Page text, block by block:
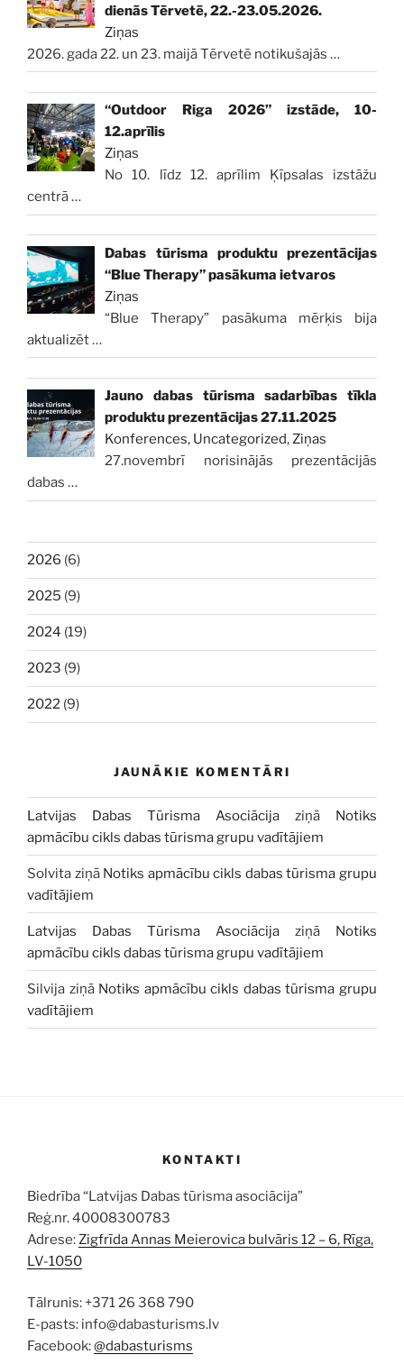
dienās Tērvetē, 22.-23.05.2026.
Ziņas
2026. gada 22. un 23. maijā Tērvetē notikušajās …
“Outdoor Riga 2026” izstāde, 10-
12.aprīlis
Ziņas
No 10. līdz 12. aprīlim Ķīpsalas izstāžu
centrā…
Dabas tūrisma produktu prezentācijas
“Blue Therapy” pasākuma ietvaros
Ziņas
“Blue Therapy” pasākuma mērķis bija
aktualizēt…
Jauno dabas tūrisma sadarbības tīkla
produktu prezentācijas 27.11.2025
Konferences, Uncategorized,Ziņas
27.novembrī norisinājās prezentācijās
dabas …
2026 (6)
2025 (9)
2024 (19)
2023 (9)
2022 (9)
JAUNĀKIE KOMENTĀRI
Latvijas Dabas Tūrisma Asociācija ziņā Notiks
apmācību cikls dabas tūrisma grupu vadītājiem
Solvita ziņā Notiks apmācību cikls dabas tūrisma grupu
vadītājiem
Latvijas Dabas Tūrisma Asociācija ziņā Notiks
apmācību cikls dabas tūrisma grupu vadītājiem
Silvija ziņā Notiks apmācību cikls dabas tūrisma grupu
vadītājiem
KONTAKTI
Biedrība “Latvijas Dabas tūrisma asociācija”
Reģ.nr. 40008300783
Adrese:Zigfrīda Annas Meierovica bulvāris 12 – 6, Rīga,
LV-1050
Tālrunis: +371 26 368 790
E-pasts: info@dabasturisms.lv
Facebook:@dabasturisms